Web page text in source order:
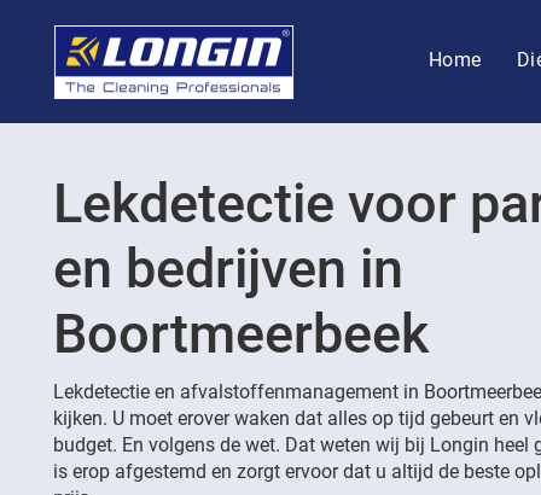
Home
Lekdetectie voor
en bedrijven in
Boortmeerbeek
Lekdetectie en afvalstoffenmanagement in
kijken. U moet erover waken dat alles op tijd gebeurt en
budget. En volgens de wet. Dat weten wij bij Longin heel
is erop afgestemd en zorgt ervoor dat u altijd de beste